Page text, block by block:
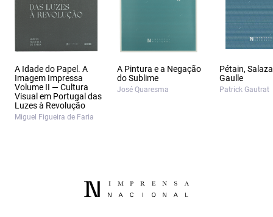
A Idade do Papel. A
Imagem Impressa
Volume II — Cultura
Visual em Portugal das
Luzes à Revolução
Miguel Figueira de Faria
A Pintura e a Negação
do Sublime
José Quaresma
Pétain,
Gaulle
Patrick Gautrat